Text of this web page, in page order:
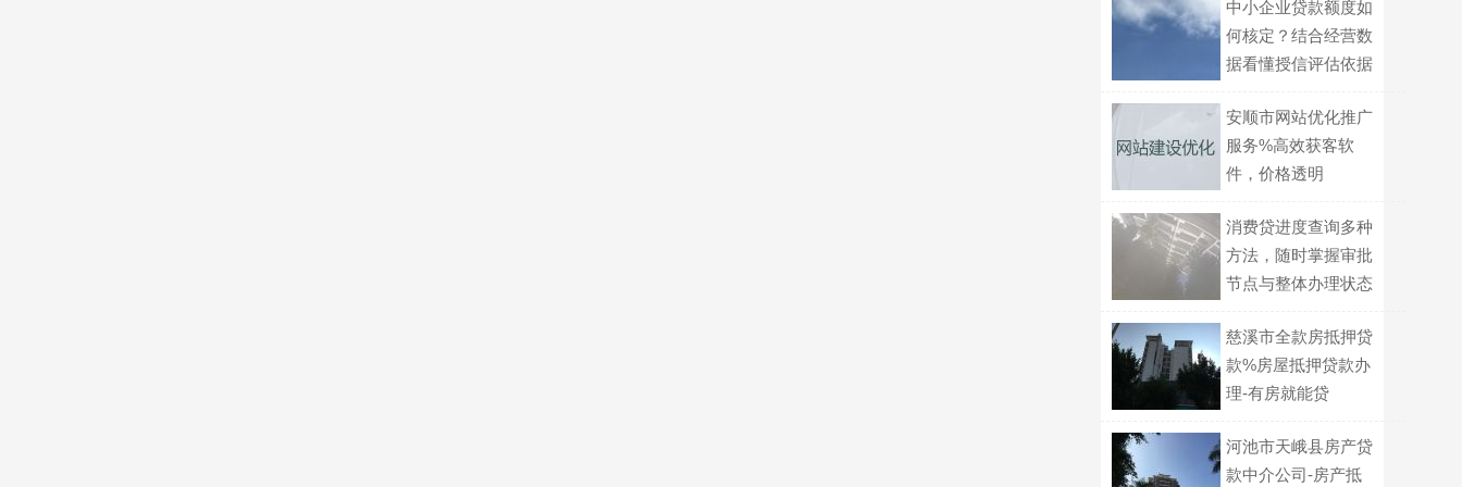
中小企业贷款额度如
何核定？结合经营数
据看懂授信评估依据
安顺市网站优化推广
服务%高效获客软
件，价格透明
消费贷进度查询多种
方法，随时掌握审批
节点与整体办理状态
慈溪市全款房抵押贷
款%房屋抵押贷款办
理-有房就能贷
河池市天峨县房产贷
款中介公司-房产抵